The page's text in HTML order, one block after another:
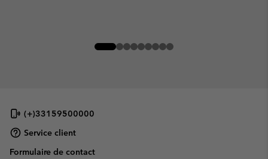
(+)33159500000
Service client
Formulaire de contact